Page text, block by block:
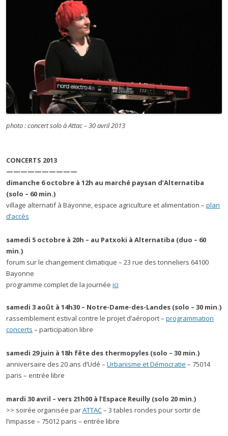
photo : concert solo à Attac – 30 avril 2013
CONCERTS 2013
——————————
dimanche 6 octobre à 12h au marché paysan d’Alternatiba
(solo – 60 min.)
village alternatif à Bayonne, espace agriculture et alimentation – plan
d’accès
samedi 5 octobre à 20h – au Patxoki à Alternatiba (duo – 60
min.)
forum sur le changement climatique – 23 rue des tonneliers 64100
Bayonne
programme complet de la journée ici
samedi 3 août à 14h30 – Notre-Dame-des-Landes (solo – 30 min.)
rassemblement estival contre le projet d’aéroport – programmation
concerts – participation libre
samedi 29 juin à 18h fête des thermopyles (solo – 30 min.)
anniversaire des 20 ans d’Udé – Urbanisme et Démocratie – 75014
paris – entrée libre
mardi 30 avril – vers 21h00 à l’Espace Reuilly (solo 20 min.)
>> soirée organisée parATTAC– 3 tables rondes pour sortir de
l’impasse – 75012 paris – entrée libre